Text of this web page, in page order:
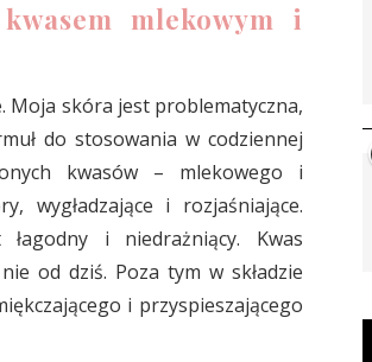
mlekowym i
Moja skóra jest problematyczna,
do stosowania w codziennej
kwasów – mlekowego i
wygładzające i rozjaśniające.
łagodny i niedrażniący. Kwas
od dziś. Poza tym w składzie
i przyspieszającego